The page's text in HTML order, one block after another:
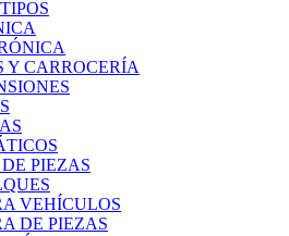
Y CARROCERÍA
PIEZAS
VEHÍCULOS
DE PIEZAS